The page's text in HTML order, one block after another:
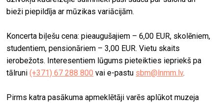
bieži piepildīja ar mūzikas variācijām.
Koncerta biļešu cena: pieaugušajiem – 6,00 EUR, skolēniem,
studentiem, pensionāriem – 3,00 EUR. Vietu skaits
ierobežots. Interesentiem lūgums pieteikties iepriekš pa
tālruni(+371) 67 288 800 vai e-pastu sbm@lnmm.lv.
Pirms katra pasākuma apmeklētāji varēs aplūkot muzeja